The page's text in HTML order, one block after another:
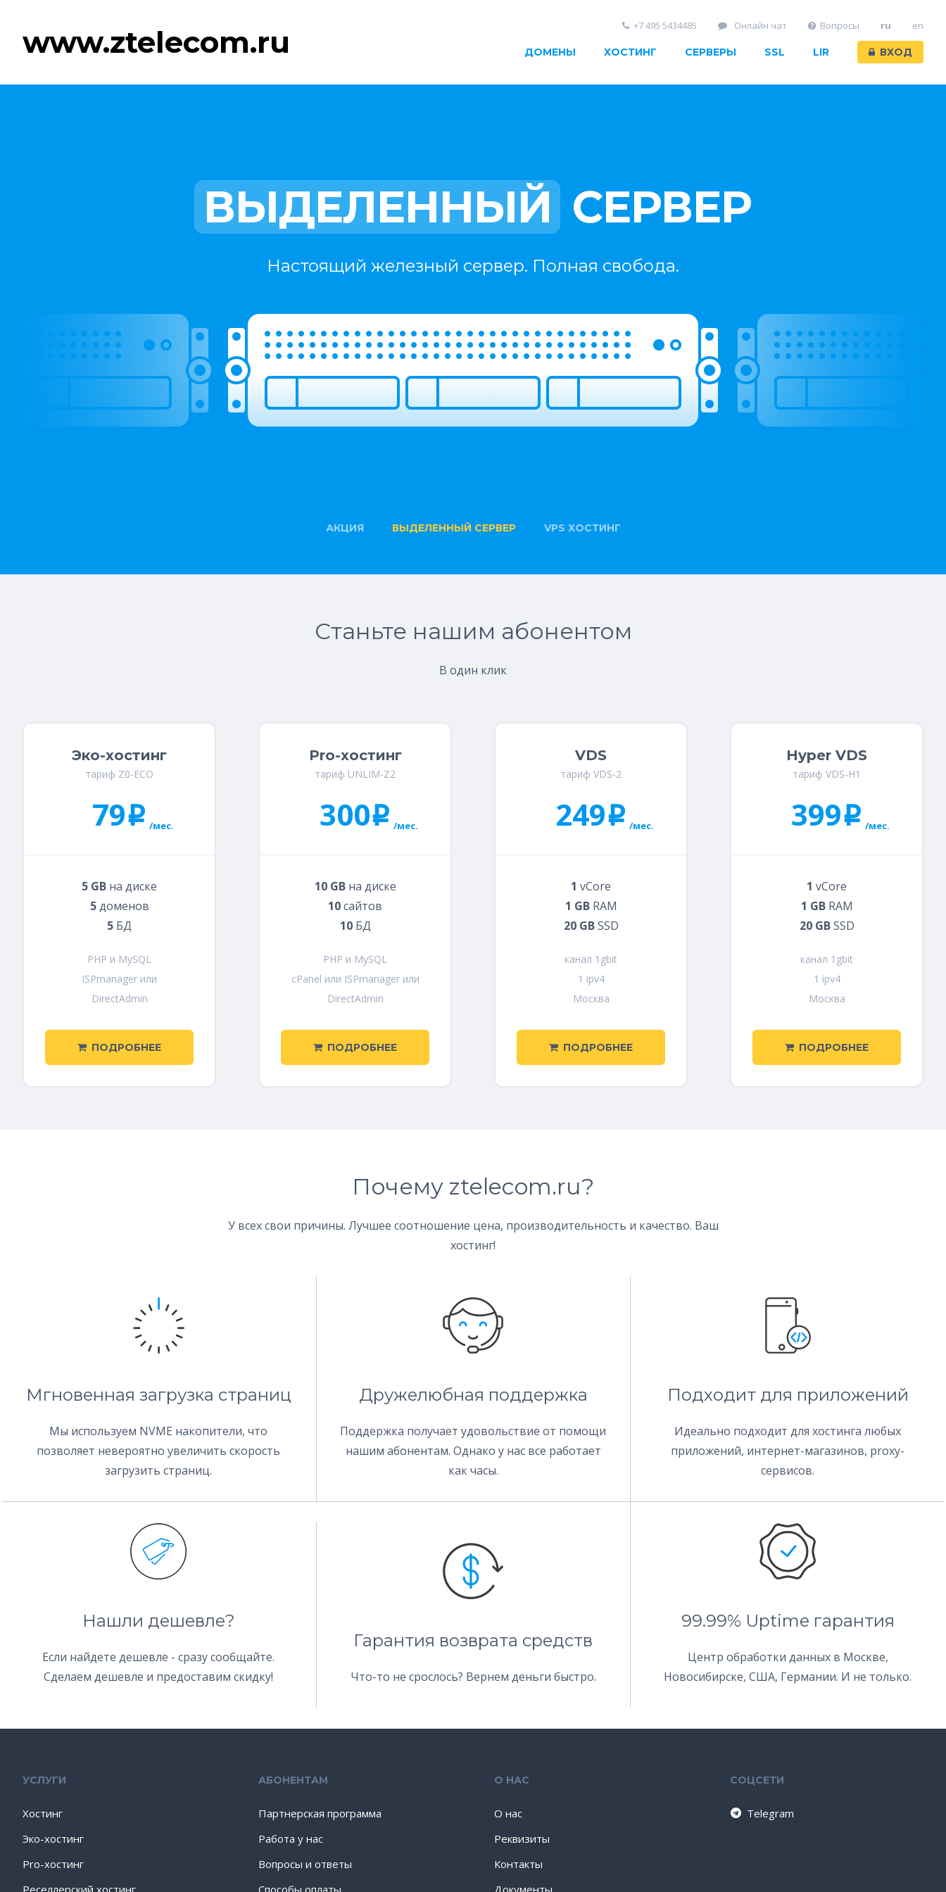
www.ztelecom.ru ДОМЕНЫ ХОСТИНГ СЕРВЕРЫ SSL LIR ВХОД
+7 495 5434485 Онлайн чат Вопросы ru en
АКЦИЯ ВЫДЕЛЕННЫЙ СЕРВЕР VPS ХОСТИНГ
ВЫДЕЛЕННЫЙ СЕРВЕР
Настоящий железный сервер. Полная свобода.
Станьте нашим абонентом
В один клик
Эко-хостинг
тариф Z0-ECO
79i /мес.
5 GB на диске
5доменов
5 БД
PHP и MySQL
ISPmanager или
DirectAdmin
ПОДРОБНЕЕ
Pro-хостинг
тариф UNLIM-Z2
300i /мес.
10 GBна диске
10сайтов
10БД
PHP и MySQL
cPanel или ISPmanager или
DirectAdmin
ПОДРОБНЕЕ
VDS
тариф VDS-2
249i /мес.
1 vCore
1 GBRAM
20 GBSSD
канал 1gbit
1 ipv4
Москва
ПОДРОБНЕЕ
Hyper VDS
тариф VDS-H1
399i /мес.
1 vCore
1 GBRAM
20 GBSSD
канал 1gbit
1 ipv4
Москва
ПОДРОБНЕЕ
Почему ztelecom.ru?
У всех свои причины. Лучшее соотношение цена, производительность и качество. Ваш
хостинг!
Мгновенная загрузка страниц
Мы используем NVME накопители, что
позволяет невероятно увеличить скорость
загрузить страниц.
Дружелюбная поддержка
Поддержка получает удовольствие от помощи
нашим абонентам. Однако у нас все работает
как часы.
Подходит для приложений
Идеально подходит для хостинга любых
приложений, интернет-магазинов, proxy-
сервисов.
Нашли дешевле?
Если найдете дешевле - сразу сообщайте.
Сделаем дешевле и предоставим скидку!
Гарантия возврата средств
Что-то не срослось? Вернем деньги быстро.
99.99% Uptime гарантия
Центр обработки данных в Москве,
Новосибирске, США, Германии. И не только.
УСЛУГИ
Хостинг
Эко-хостинг
Pro-хостинг
Реселлерский хостинг
АБОНЕНТАМ
Партнерская программа
Работа у нас
Вопросы и ответы
Способы оплаты
О НАС
О нас
Реквизиты
Контакты
Документы
СОЦСЕТИ
Telegram